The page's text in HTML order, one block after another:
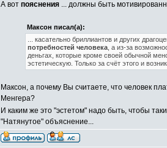
А вот пояснения ... должны быть
Максон писал(а):
... касательно бриллиантов и других
потребностей человека , а из-за
деньгах, которые кроме своей обычной
эстетическую. Только за счёт этого и
Максон, а почему Вы считаете, что человек
Менгера?
И каким же это "эстетом" надо быть, чтобы
"Натянутое" объяснение...